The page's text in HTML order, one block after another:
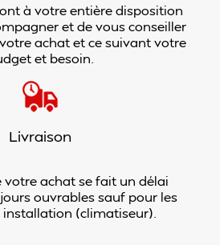
à votre entière disposition
et de vous conseiller
achat et ce suivant votre
et besoin.
Livraison
votre achat se fait un délai
ouvrables sauf pour les
(climatiseur).